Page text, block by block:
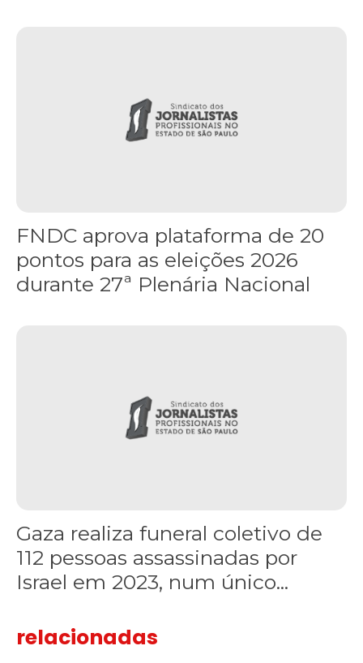
FNDC aprova plataforma de 20
pontos para as eleições 2026
durante 27ª Plenária Nacional
Gaza realiza funeral coletivo de
112 pessoas assassinadas por
Israel em 2023, num único...
relacionadas